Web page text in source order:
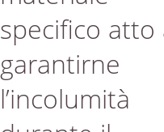
specifico atto
garantirne
l’incolumità